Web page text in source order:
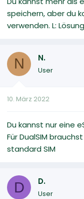
speichern, aber du
verwenden. L:
N N.
User
10. März 2022
Du kannst nur eine
Für DualSIM
standard SIM
D D.
User